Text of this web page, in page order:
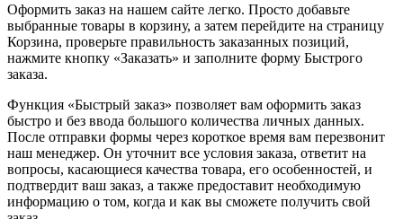
Оформить заказ на нашем сайте легко. Просто добавьте
выбранные товары в корзину, а затем перейдите на страницу
Корзина, проверьте правильность заказанных позиций,
нажмите кнопку «Заказать» и заполните форму Быстрого
заказа.
Функция «Быстрый заказ» позволяет вам оформить заказ
быстро и без ввода большого количества личных данных.
После отправки формы через короткое время вам перезвонит
наш менеджер. Он уточнит все условия заказа, ответит на
вопросы, касающиеся качества товара, его особенностей, и
подтвердит ваш заказ, а также предоставит необходимую
информацию о том, когда и как вы сможете получить свой